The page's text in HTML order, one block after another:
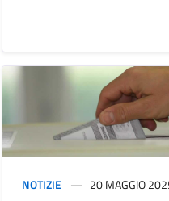
NOTIZIE 20 MAGGIO